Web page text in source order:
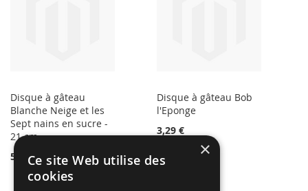
Disque à gâteau
Blanche Neige et les
Sept nains en sucre -
21 cm
5,10 €
Disque à gâteau Bob
l'Eponge
3,29 €
×
Ce site Web utilise des
cookies